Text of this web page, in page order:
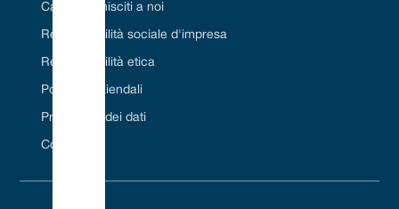
Carriera/Unisciti a noi
Responsabilità sociale d'impresa
Responsabilità etica
Politiche aziendali
Protezione dei dati
Contattaci